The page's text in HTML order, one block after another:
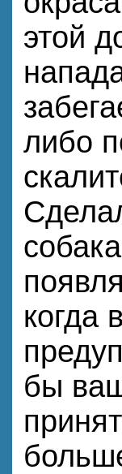
этой
либо
когда
бы